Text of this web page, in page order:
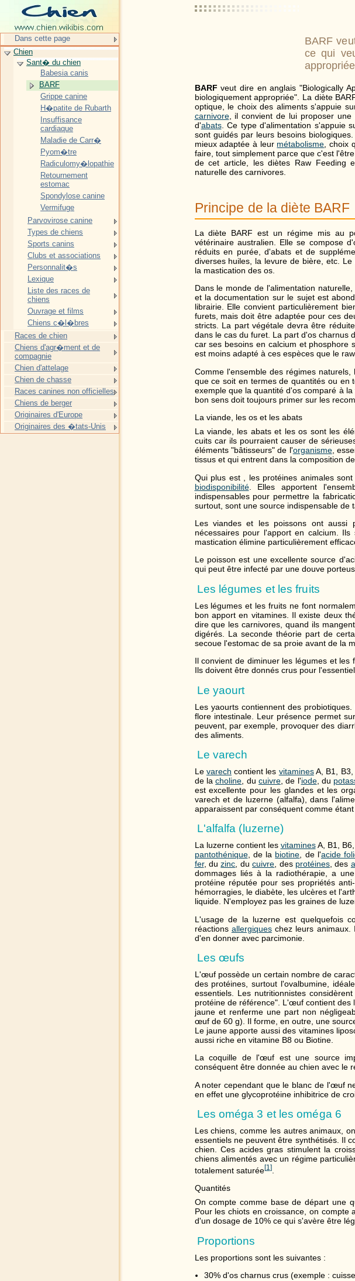
BARF
ce qui
BARF veut dire en anglais "Biologically
biologiquement appropriée". La diète
optique, le choix des aliments s'appuie
carnivore, il convient de lui proposer
d'abats. Ce type d'alimentation s'appuie
sont guidés par leurs besoins
mieux adaptée à leur métabolisme , choix
faire, tout simplement parce que c'est
de cet article, les diètes Raw Feeding
naturelle des carnivores.
Principe de la diète BARF
La diète BARF est un régime mis au
vétérinaire australien. Elle se compose
réduits en purée, d'abats et de
diverses huiles, la levure de bière, etc.
la mastication des os.
Dans le monde de l'alimentation
et la documentation sur le sujet est
librairie. Elle convient particulièrement
furets, mais doit être adaptée pour ces
stricts. La part végétale devra être
dans le cas du furet. La part d'os charnus
car ses besoins en calcium et phosphore
est moins adapté à ces espèces que le
Comme l'ensemble des régimes
que ce soit en termes de quantités ou en
exemple que la quantité d'os comparé à
bon sens doit toujours primer sur les
La viande, les os et les abats
La viande, les abats et les os sont les
cuits car ils pourraient causer de
éléments "bâtisseurs" de l'organisme,
tissus et qui entrent dans la composition
Qui plus est , les protéines animales
biodisponibilité. Elles apportent
indispensables pour permettre la
surtout, sont une source indispensable de
Les viandes et les poissons ont aussi
nécessaires pour l'apport en calcium.
mastication élimine particulièrement
Le poisson est une excellente source
qui peut être infecté par une douve
Les légumes et les fruits
Les légumes et les fruits ne font
bon apport en vitamines. Il existe deux
dire que les carnivores, quand ils
digérés. La seconde théorie part de
secoue l'estomac de sa proie avant de la
Il convient de diminuer les légumes et les
Ils doivent être donnés crus pour
Le yaourt
Les yaourts contiennent des
flore intestinale. Leur présence permet
peuvent, par exemple, provoquer des
des aliments.
Le varech
Le varech contient les vitaminesA, B1, B3,
de lacholine , du cuivre, de l'iode, du
est excellente pour les glandes et les
varech et de luzerne (alfalfa), dans
apparaissent par conséquent comme
L'alfalfa (luzerne)
La luzerne contient les vitaminesA, B1,
pantothénique, de la biotine, de l'acide
fer, duzinc, ducuivre, des protéines, des
dommages liés à la radiothérapie, a
protéine réputée pour ses propriétés
hémorragies, le diabète, les ulcères et
liquide. N'employez pas les graines de
L'usage de la luzerne est quelquefois
réactions allergiqueschez leurs animaux.
d'en donner avec parcimonie.
Les œufs
L'œuf possède un certain nombre de
des protéines, surtout l'ovalbumine,
essentiels. Les nutritionnistes
protéine de référence". L'œuf contient des
jaune et renferme une part non
œuf de 60 g). Il forme, en outre, une
Le jaune apporte aussi des vitamines
aussi riche en vitamine B8 ou Biotine.
La coquille de l'œuf est une source
conséquent être donnée au chien avec le
A noter cependant que le blanc de l'œuf
en effet une glycoprotéine inhibitrice de
Les oméga 3 et les oméga 6
Les chiens, comme les autres animaux,
essentiels ne peuvent être synthétisés. Il
chien. Ces acides gras stimulent la
chiens alimentés avec un régime
totalement saturée[1].
Quantités
On compte comme base de départ une
Pour les chiots en croissance, on compte
d'un dosage de 10% ce qui s'avère être
Proportions
Les proportions sont les suivantes :
30% d'os charnus crus (exemple :
Dans cette page
Chien
Sant� du chien
Babesia canis
BARF
Grippe canine
H�patite de Rubarth
Insuffisance
cardiaque
Maladie de Carr�
Pyom�tre
Radiculomy�lopathie
Retournement
estomac
Spondylose canine
Vermifuge
Parvovirose canine
Types de chiens
Sports canins
Clubs et associations
Personnalit�s
Lexique
Liste des races de
chiens
Ouvrage et films
Chiens c�l�bres
Races de chien
Chiens d'agr�ment et de
compagnie
Chien d'attelage
Chien de chasse
Races canines non officielles
Chiens de berger
Originaires d'Europe
Originaires des �tats-Unis